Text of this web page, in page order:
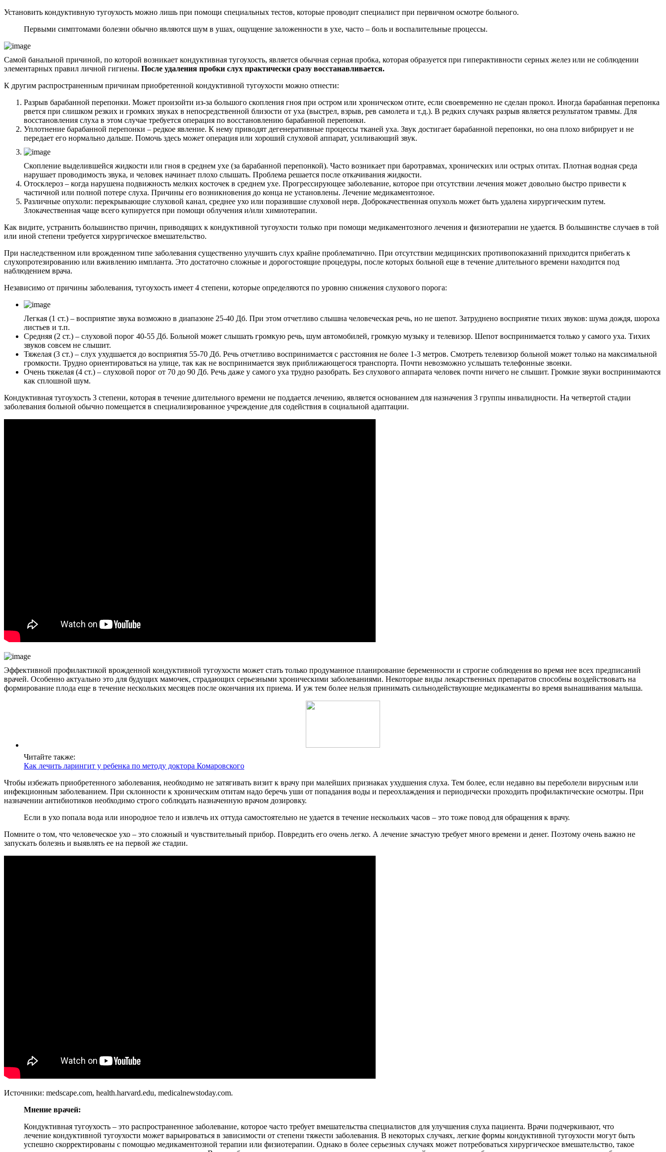
Установить кондуктивную тугоухость можно лишь при помощи специальных тестов, которые проводит специалист при первичном осмотре больного.
Первыми симптомами болезни обычно являются шум в ушах, ощущение заложенности в ухе, часто – боль и воспалительные процессы.
Самой банальной причиной, по которой возникает кондуктивная тугоухость, является обычная серная пробка, которая образуется при гиперактивности серных желез или не соблюдении
элементарных правил личной гигиены. После удаления пробки слух практически сразу восстанавливается.
К другим распространенным причинам приобретенной кондуктивной тугоухости можно отнести:
Разрыв барабанной перепонки. Может произойти из-за большого скопления гноя при остром или хроническом отите, если своевременно не сделан прокол. Иногда барабанная перепонка
рвется при слишком резких и громких звуках в непосредственной близости от уха (выстрел, взрыв, рев самолета и т.д.). В редких случаях разрыв является результатом травмы. Для
восстановления слуха в этом случае требуется операция по восстановлению барабанной перепонки.
Уплотнение барабанной перепонки – редкое явление. К нему приводят дегенеративные процессы тканей уха. Звук достигает барабанной перепонки, но она плохо вибрирует и не
передает его нормально дальше. Помочь здесь может операция или хороший слуховой аппарат, усиливающий звук.
Скопление выделившейся жидкости или гноя в среднем ухе (за барабанной перепонкой). Часто возникает при баротравмах, хронических или острых отитах. Плотная водная среда
нарушает проводимость звука, и человек начинает плохо слышать. Проблема решается после откачивания жидкости.
Отосклероз – когда нарушена подвижность мелких косточек в среднем ухе. Прогрессирующее заболевание, которое при отсутствии лечения может довольно быстро привести к
частичной или полной потере слуха. Причины его возникновения до конца не установлены. Лечение медикаментозное.
Различные опухоли: перекрывающие слуховой канал, среднее ухо или поразившие слуховой нерв. Доброкачественная опухоль может быть удалена хирургическим путем.
Злокачественная чаще всего купируется при помощи облучения и/или химиотерапии.
Как видите, устранить большинство причин, приводящих к кондуктивной тугоухости только при помощи медикаментозного лечения и физиотерапии не удается. В большинстве случаев в той
или иной степени требуется хирургическое вмешательство.
При наследственном или врожденном типе заболевания существенно улучшить слух крайне проблематично. При отсутствии медицинских противопоказаний приходится прибегать к
слухопротезированию или вживлению импланта. Это достаточно сложные и дорогостоящие процедуры, после которых больной еще в течение длительного времени находится под
наблюдением врача.
Независимо от причины заболевания, тугоухость имеет 4 степени, которые определяются по уровню снижения слухового порога:
Легкая (1 ст.) – восприятие звука возможно в диапазоне 25-40 Дб. При этом отчетливо слышна человеческая речь, но не шепот. Затруднено восприятие тихих звуков: шума дождя, шороха
листьев и т.п.
Средняя (2 ст.) – слуховой порог 40-55 Дб. Больной может слышать громкую речь, шум автомобилей, громкую музыку и телевизор. Шепот воспринимается только у самого уха. Тихих
звуков совсем не слышит.
Тяжелая (3 ст.) – слух ухудшается до восприятия 55-70 Дб. Речь отчетливо воспринимается с расстояния не более 1-3 метров. Смотреть телевизор больной может только на максимальной
громкости. Трудно ориентироваться на улице, так как не воспринимается звук приближающегося транспорта. Почти невозможно услышать телефонные звонки.
Очень тяжелая (4 ст.) – слуховой порог от 70 до 90 Дб. Речь даже у самого уха трудно разобрать. Без слухового аппарата человек почти ничего не слышит. Громкие звуки воспринимаются
как сплошной шум.
Кондуктивная тугоухость 3 степени, которая в течение длительного времени не поддается лечению, является основанием для назначения 3 группы инвалидности. На четвертой стадии
заболевания больной обычно помещается в специализированное учреждение для содействия в социальной адаптации.
Эффективной профилактикой врожденной кондуктивной тугоухости может стать только продуманное планирование беременности и строгие соблюдения во время нее всех предписаний
врачей. Особенно актуально это для будущих мамочек, страдающих серьезными хроническими заболеваниями. Некоторые виды лекарственных препаратов способны воздействовать на
формирование плода еще в течение нескольких месяцев после окончания их приема. И уж тем более нельзя принимать сильнодействующие медикаменты во время вынашивания малыша.
Читайте также:
Как лечить ларингит у ребенка по методу доктора Комаровского
Чтобы избежать приобретенного заболевания, необходимо не затягивать визит к врачу при малейших признаках ухудшения слуха. Тем более, если недавно вы переболели вирусным или
инфекционным заболеванием. При склонности к хроническим отитам надо беречь уши от попадания воды и переохлаждения и периодически проходить профилактические осмотры. При
назначении антибиотиков необходимо строго соблюдать назначенную врачом дозировку.
Если в ухо попала вода или инородное тело и извлечь их оттуда самостоятельно не удается в течение нескольких часов – это тоже повод для обращения к врачу.
Помните о том, что человеческое ухо – это сложный и чувствительный прибор. Повредить его очень легко. А лечение зачастую требует много времени и денег. Поэтому очень важно не
запускать болезнь и выявлять ее на первой же стадии.
Источники: medscape.com, health.harvard.edu, medicalnewstoday.com.
Мнение врачей:
Кондуктивная тугоухость – это распространенное заболевание, которое часто требует вмешательства специалистов для улучшения слуха пациента. Врачи подчеркивают, что
лечение кондуктивной тугоухости может варьироваться в зависимости от степени тяжести заболевания. В некоторых случаях, легкие формы кондуктивной тугоухости могут быть
успешно скорректированы с помощью медикаментозной терапии или физиотерапии. Однако в более серьезных случаях может потребоваться хирургическое вмешательство, такое